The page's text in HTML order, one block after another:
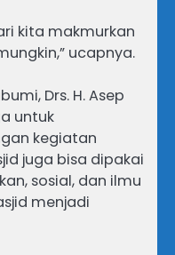
kita makmurkan
ucapnya.
Drs. H. Asep
untuk
kegiatan
juga bisa dipakai
sosial, dan ilmu
menjadi